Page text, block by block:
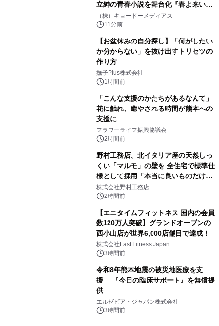
立紳の青春小説を舞台化『春よ来い、
マジで来い』キービジュアル解禁！
（株）キョードーメディアス
11分前
【お盆休みの自分探し】「何がしたい
か分からない」を抜け出すトリセツの
作り方
撫子Plus株式会社
1時間前
「こんな支援のかたちがあるなんて」
花に触れ、癒やされる時間が熊本への
支援に
フラワーライフ振興協議会
2時間前
野村工務店、北イタリア産の天然しっ
くい「マルモ」の壁を 全住宅で標準仕
様として採用「本当に良いものだけに
こだわる」
株式会社野村工務店
2時間前
【エニタイムフィットネス 国内の会員
数120万人突破】グランドオープンの
西小山店が世界6,000店舗目で達成！
株式会社Fast Fitness Japan
3時間前
令和8年熊本地震の被災地医療を支
援 『今日の臨床サポート』を無償提
供
エルゼビア・ジャパン株式会社
3時間前